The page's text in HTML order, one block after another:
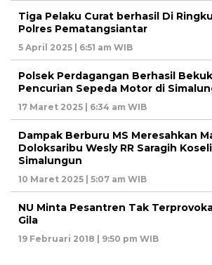
Tiga Pelaku Curat berhasil Di
Polres Pematangsiantar
5 April 2025 | 6:51 am WIB
Polsek Perdagangan Berhasil
Pencurian Sepeda Motor di
17 Maret 2025 | 6:34 am WIB
Dampak Berburu MS Meresahkan
Doloksaribu Wesly RR Saragih
Simalungun
10 Maret 2025 | 5:07 am WIB
NU Minta Pesantren Tak
Gila
19 Februari 2018 | 9:50 pm WIB